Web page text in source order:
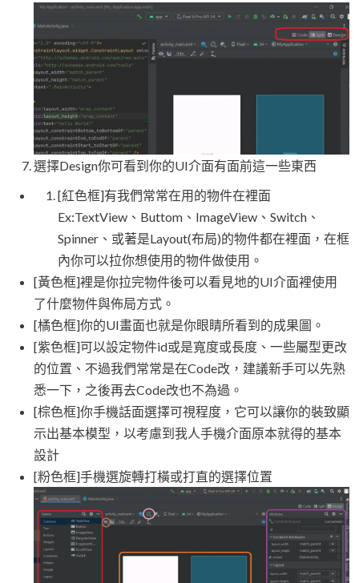
選擇Design你可看到你的UI介面有面前這一些東西
[紅色框]有我們常常在用的物件在裡面
Ex:TextView、Buttom、ImageView、Switch、
Spinner、或著是Layout(布局)的物件都在裡面，在框
內你可以拉你想使用的物件做使用。
[黃色框]裡是你拉完物件後可以看見地的UI介面裡使用
了什麼物件與佈局方式。
[橘色框]你的UI畫面也就是你眼睛所看到的成果圖。
[紫色框]可以設定物件id或是寬度或長度、一些屬型更改
的位置、不過我們常常是在Code改，建議新手可以先熟
悉一下，之後再去Code改也不為過。
[棕色框]你手機話面選擇可視程度，它可以讓你的裝致顯
示出基本模型，以考慮到我人手機介面原本就得的基本
設計
[粉色框]手機選旋轉打橫或打直的選擇位置